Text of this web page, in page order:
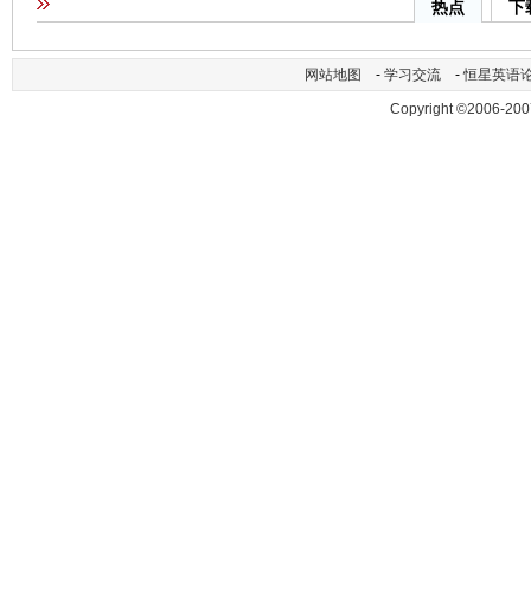
热点 下
网站地图 - 学习交流 -恒星英语
Copyright ©2006-